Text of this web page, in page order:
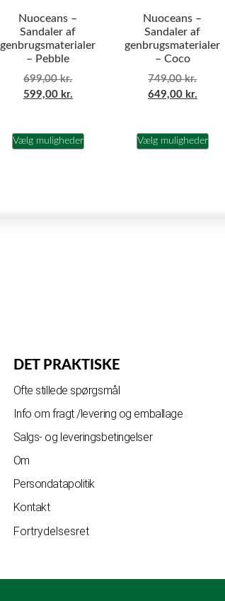
Nuoceans –
Sandaler af
genbrugsmaterialer
– Pebble
699,00kr.
599,00 kr.
Vælg muligheder
Nuoceans –
Sandaler af
genbrugsmaterialer
– Coco
749,00kr.
649,00 kr.
Vælg muligheder
DET PRAKTISKE
Ofte stillede spørgsmål
Info om fragt /levering og emballage
Salgs- og leveringsbetingelser
Om
Persondatapolitik
Kontakt
Fortrydelsesret